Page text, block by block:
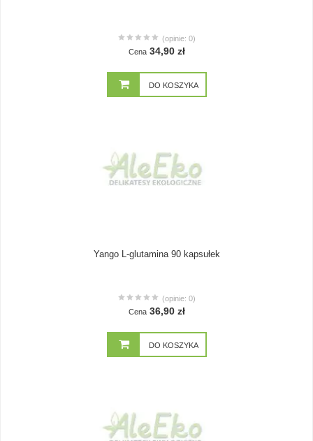
(opinie: 0)
Cena 34,90 zł
DO KOSZYKA
Yango L-glutamina 90 kapsułek
(opinie: 0)
Cena 36,90 zł
DO KOSZYKA